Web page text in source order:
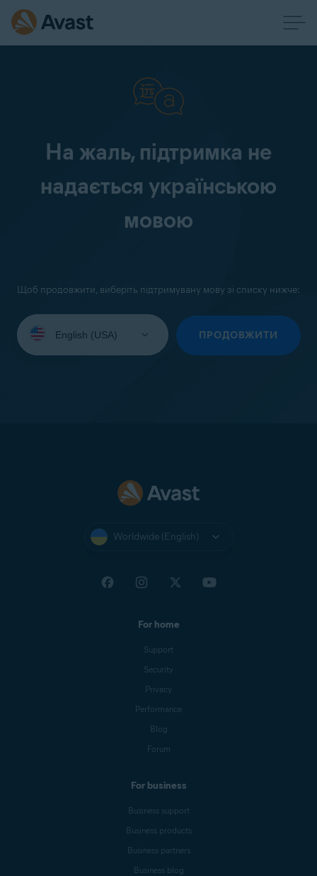
На жаль, підтримка не
надається українською
мовою
Щоб продовжити, виберіть підтримувану мову зі списку нижче:
your
ПРОДОВЖИТИ
Worldwide (English)
For home
Support
Security
Privacy
Performance
Blog
Forum
For business
Business support
Business products
Business partners
Business blog